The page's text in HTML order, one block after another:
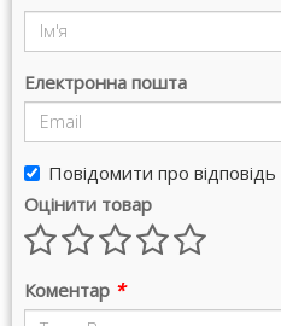
Електронна пошта
Повідомити про відповідь
Оцінити товар
Коментар *